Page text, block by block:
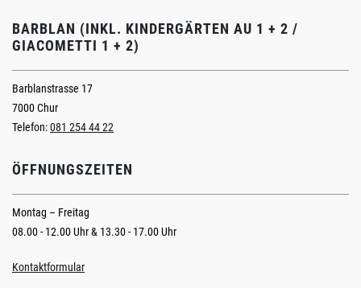
BARBLAN (INKL. KINDERGÄRTEN AU 1 + 2 /
GIACOMETTI 1 + 2)
Barblanstrasse 17
7000 Chur
Telefon:081 254 44 22
ÖFFNUNGSZEITEN
Montag – Freitag
08.00 - 12.00 Uhr & 13.30 - 17.00 Uhr
Kontaktformular